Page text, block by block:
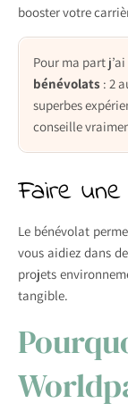
booster votre
Pour ma part
bénévolats : 2
superbes
conseille
Faire
Le bénévolat
vous aidiez dans
projets
tangible.